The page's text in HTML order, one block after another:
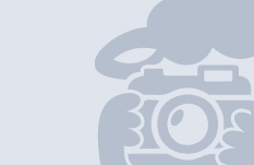
巧味館